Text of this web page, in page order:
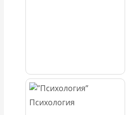
Психология